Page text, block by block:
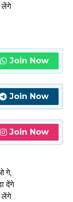
लेंगे
Join Now
Join Now
Join Now
गे,
देंगे
लेंगे